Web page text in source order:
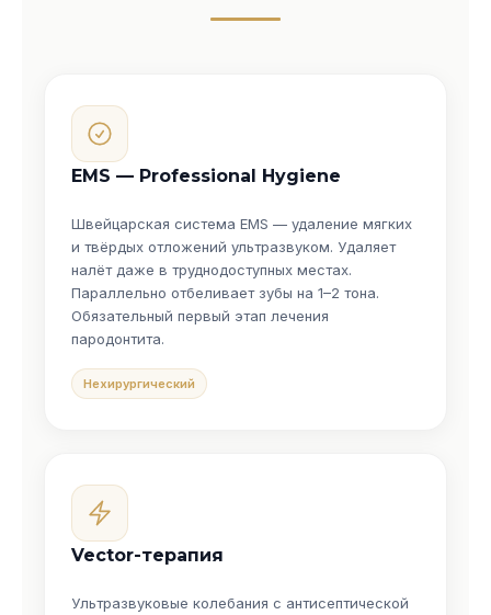
EMS — Professional Hygiene
Швейцарская система EMS — удаление мягких
и твёрдых отложений ультразвуком. Удаляет
налёт даже в труднодоступных местах.
Параллельно отбеливает зубы на 1–2 тона.
Обязательный первый этап лечения
пародонтита.
Нехирургический
Vector-терапия
Ультразвуковые колебания с антисептической